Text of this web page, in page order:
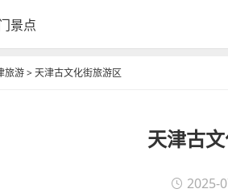
景点
旅游>天津古文化街旅游区
天津古
2025-